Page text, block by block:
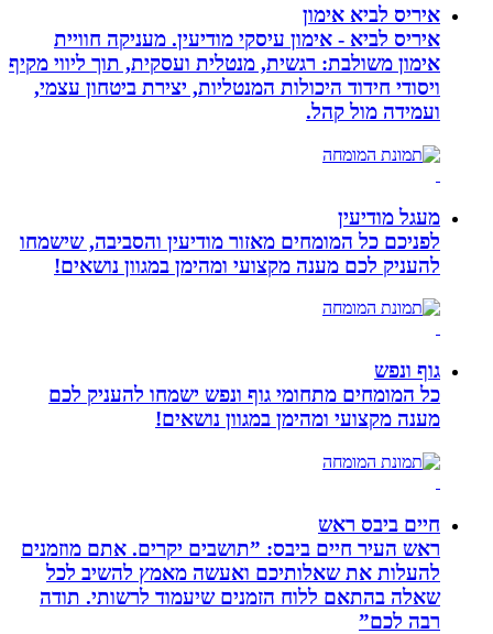
איריס לביא אימון
איריס לביא - אימון עיסקי מודיעין. מעניקה חוויית
אימון משולבת: רגשית, מנטלית ועסקית, תוך ליווי מקיף
ויסודי חידוד היכולות המנטליות, יצירת ביטחון עצמי,
ועמידה מול קהל.
מעגל מודיעין
לפניכם כל המומחים מאזור מודיעין והסביבה, שישמחו
להעניק לכם מענה מקצועי ומהימן במגוון נושאים!
גוף ונפש
כל המומחים מתחומי גוף ונפש ישמחו להעניק לכם
מענה מקצועי ומהימן במגוון נושאים!
חיים ביבס ראש
ראש העיר חיים ביבס: ”תושבים יקרים. אתם מוזמנים
להעלות את שאלותיכם ואעשה מאמץ להשיב לכל
שאלה בהתאם ללוח הזמנים שיעמוד לרשותי. תודה
רבה לכם”